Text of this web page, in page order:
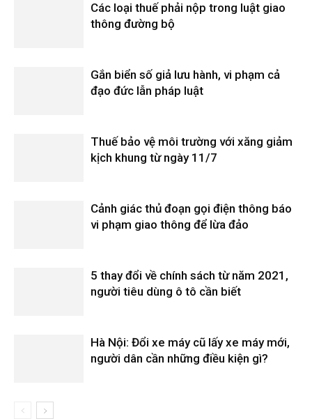
Các loại thuế phải nộp trong luật giao
thông đường bộ
Gắn biển số giả lưu hành, vi phạm cả
đạo đức lẫn pháp luật
Thuế bảo vệ môi trường với xăng giảm
kịch khung từ ngày 11/7
Cảnh giác thủ đoạn gọi điện thông báo
vi phạm giao thông để lừa đảo
5 thay đổi về chính sách từ năm 2021,
người tiêu dùng ô tô cần biết
Hà Nội: Đổi xe máy cũ lấy xe máy mới,
người dân cần những điều kiện gì?